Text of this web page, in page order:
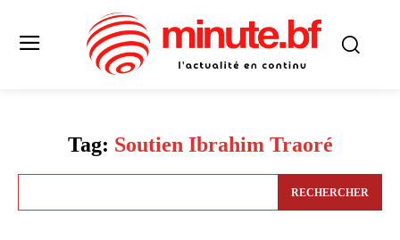
Tag: Soutien Ibrahim Traoré
RECHERCHER